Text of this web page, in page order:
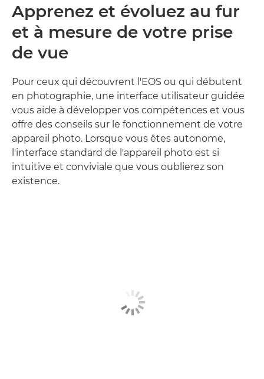
Apprenez et évoluez au fur
et à mesure de votre prise
de vue
Pour ceux qui découvrent l'EOS ou qui débutent
en photographie, une interface utilisateur guidée
vous aide à développer vos compétences et vous
offre des conseils sur le fonctionnement de votre
appareil photo. Lorsque vous êtes autonome,
l'interface standard de l'appareil photo est si
intuitive et conviviale que vous oublierez son
existence.